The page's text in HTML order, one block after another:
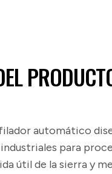
automático
para
útil de la sierra y